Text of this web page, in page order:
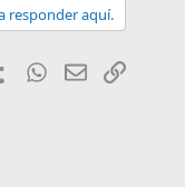
responder aquí.
Tumblr WhatsApp
EmailEnlace